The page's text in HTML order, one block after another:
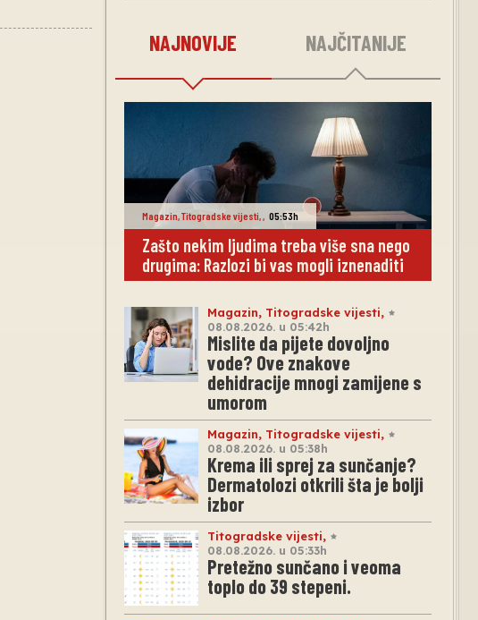
NAJNOVIJE NAJČITANIJE
Magazin,Titogradske vijesti,, 05:53h
Zašto nekim ljudima treba više sna nego
drugima: Razlozi bi vas mogli iznenaditi
Magazin, Titogradske vijesti,
08.08.2026. u 05:42h
Mislite da pijete dovoljno
vode? Ove znakove
dehidracije mnogi zamijene s
umorom
Magazin, Titogradske vijesti,
08.08.2026. u 05:38h
Krema ili sprej za sunčanje?
Dermatolozi otkrili šta je bolji
izbor
Titogradske vijesti,
08.08.2026. u 05:33h
Pretežno sunčano i veoma
toplo do 39 stepeni.